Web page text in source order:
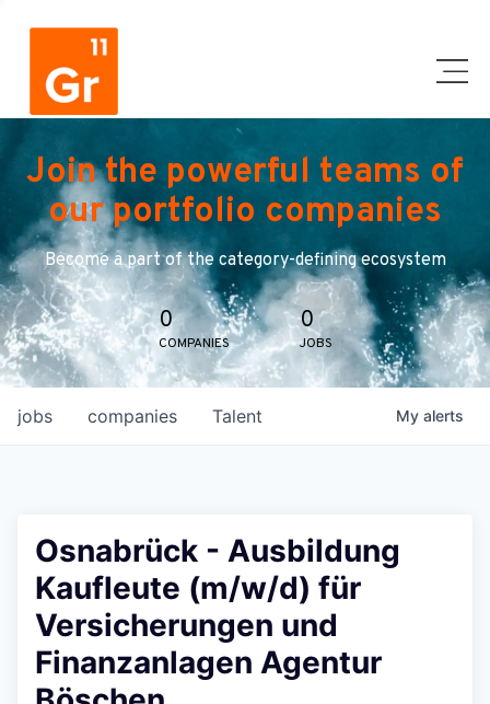
Join the powerful teams of
our portfolio companies
Become a part of the category-defining ecosystem
0
COMPANIES
0
JOBS
jobs companies Talent My alerts
Osnabrück - Ausbildung
Kaufleute (m/w/d) für
Versicherungen und
Finanzanlagen Agentur